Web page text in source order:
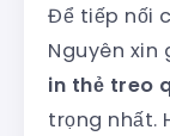
Để tiếp nối
Nguyên xin
in thẻ treo
trọng nhất.